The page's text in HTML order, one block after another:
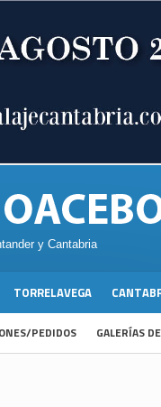
y Cantabria
TORRELAVEGA
PEDIDOS GALERÍAS